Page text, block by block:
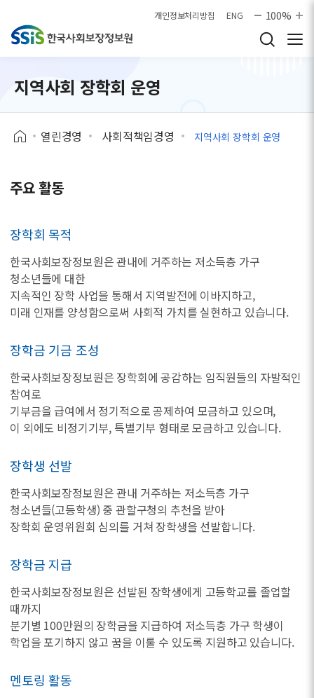
개인정보처리방침 ENG 100%
지역사회 장학회 운영
열린경영 사회적책임경영 지역사회 장학회 운영
주요 활동
장학회 목적
한국사회보장정보원은 관내에 거주하는 저소득층 가구
청소년들에 대한
지속적인 장학 사업을 통해서 지역발전에 이바지하고,
미래 인재를 양성함으로써 사회적 가치를 실현하고 있습니다.
장학금 기금 조성
한국사회보장정보원은 장학회에 공감하는 임직원들의 자발적인
참여로
기부금을 급여에서 정기적으로 공제하여 모금하고 있으며,
이 외에도 비정기기부, 특별기부 형태로 모금하고 있습니다.
장학생 선발
한국사회보장정보원은 관내 거주하는 저소득층 가구
청소년들(고등학생) 중 관할구청의 추천을 받아
장학회 운영위원회 심의를 거쳐 장학생을 선발합니다.
장학금 지급
한국사회보장정보원은 선발된 장학생에게 고등학교를 졸업할
때까지
분기별 100만원의 장학금을 지급하여 저소득층 가구 학생이
학업을 포기하지 않고 꿈을 이룰 수 있도록 지원하고 있습니다.
멘토링 활동